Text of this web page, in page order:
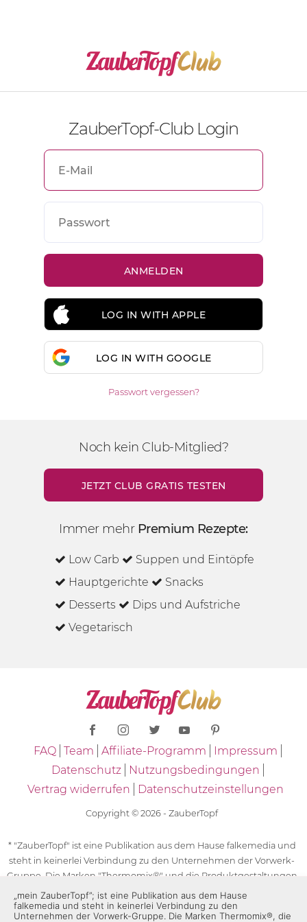
ZauberTopf-Club Login
LOG IN WITH APPLE
LOG IN WITH GOOGLE
Passwort vergessen?
Noch kein Club-Mitglied?
JETZT CLUB GRATIS TESTEN
Immer mehr Premium Rezepte:
Low Carb
Suppen und Eintöpfe
Hauptgerichte
Snacks
Desserts
Dips und Aufstriche
Vegetarisch
FAQ Team Affiliate-Programm
Impressum
Datenschutz
Nutzungsbedingungen
Vertrag widerrufen
Datenschutzeinstellungen
Copyright © 2026 - ZauberTopf
* "ZauberTopf" ist eine Publikation aus dem Hause falkemedia und
steht in keinerlei Verbindung zu den Unternehmen der Vorwerk-
Gruppe. Die Marken "Thermomix®" und die Produktgestaltungen
des "Thermomix®" sind eingetragene Marken der Unternehmen
der Vorwerk-Gruppe. Die Marken Thermomix®, die Zeichen TM5®,
„mein ZauberTopf”; ist eine Publikation aus dem Hause
falkemedia und steht in keinerlei Verbindung zu den
Unternehmen der Vorwerk-Gruppe. Die Marken Thermomix®, die